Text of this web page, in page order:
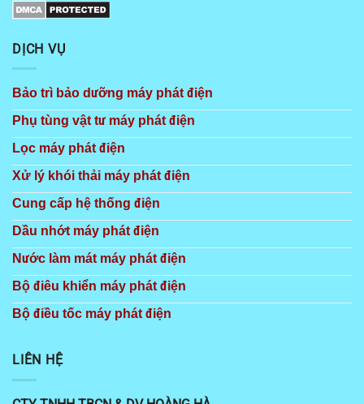
DỊCH VỤ
Bảo trì bảo dưỡng máy phát điện
Phụ tùng vật tư máy phát điện
Lọc máy phát điện
Xử lý khói thải máy phát điện
Cung cấp hệ thống điện
Dầu nhớt máy phát điện
Nước làm mát máy phát điện
Bộ điêu khiển máy phát điện
Bộ điều tốc máy phát điện
LIÊN HỆ